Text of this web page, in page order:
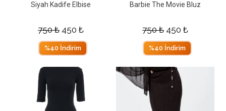
Siyah Kadife Elbise
750₺ 450 ₺
%40 İndirim
Barbie The Movie Bluz
750₺ 450 ₺
%40 İndirim